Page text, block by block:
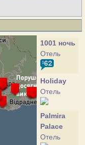
1001 ночь
Отель
Holiday
Отель
Palmira
Palace
Отель